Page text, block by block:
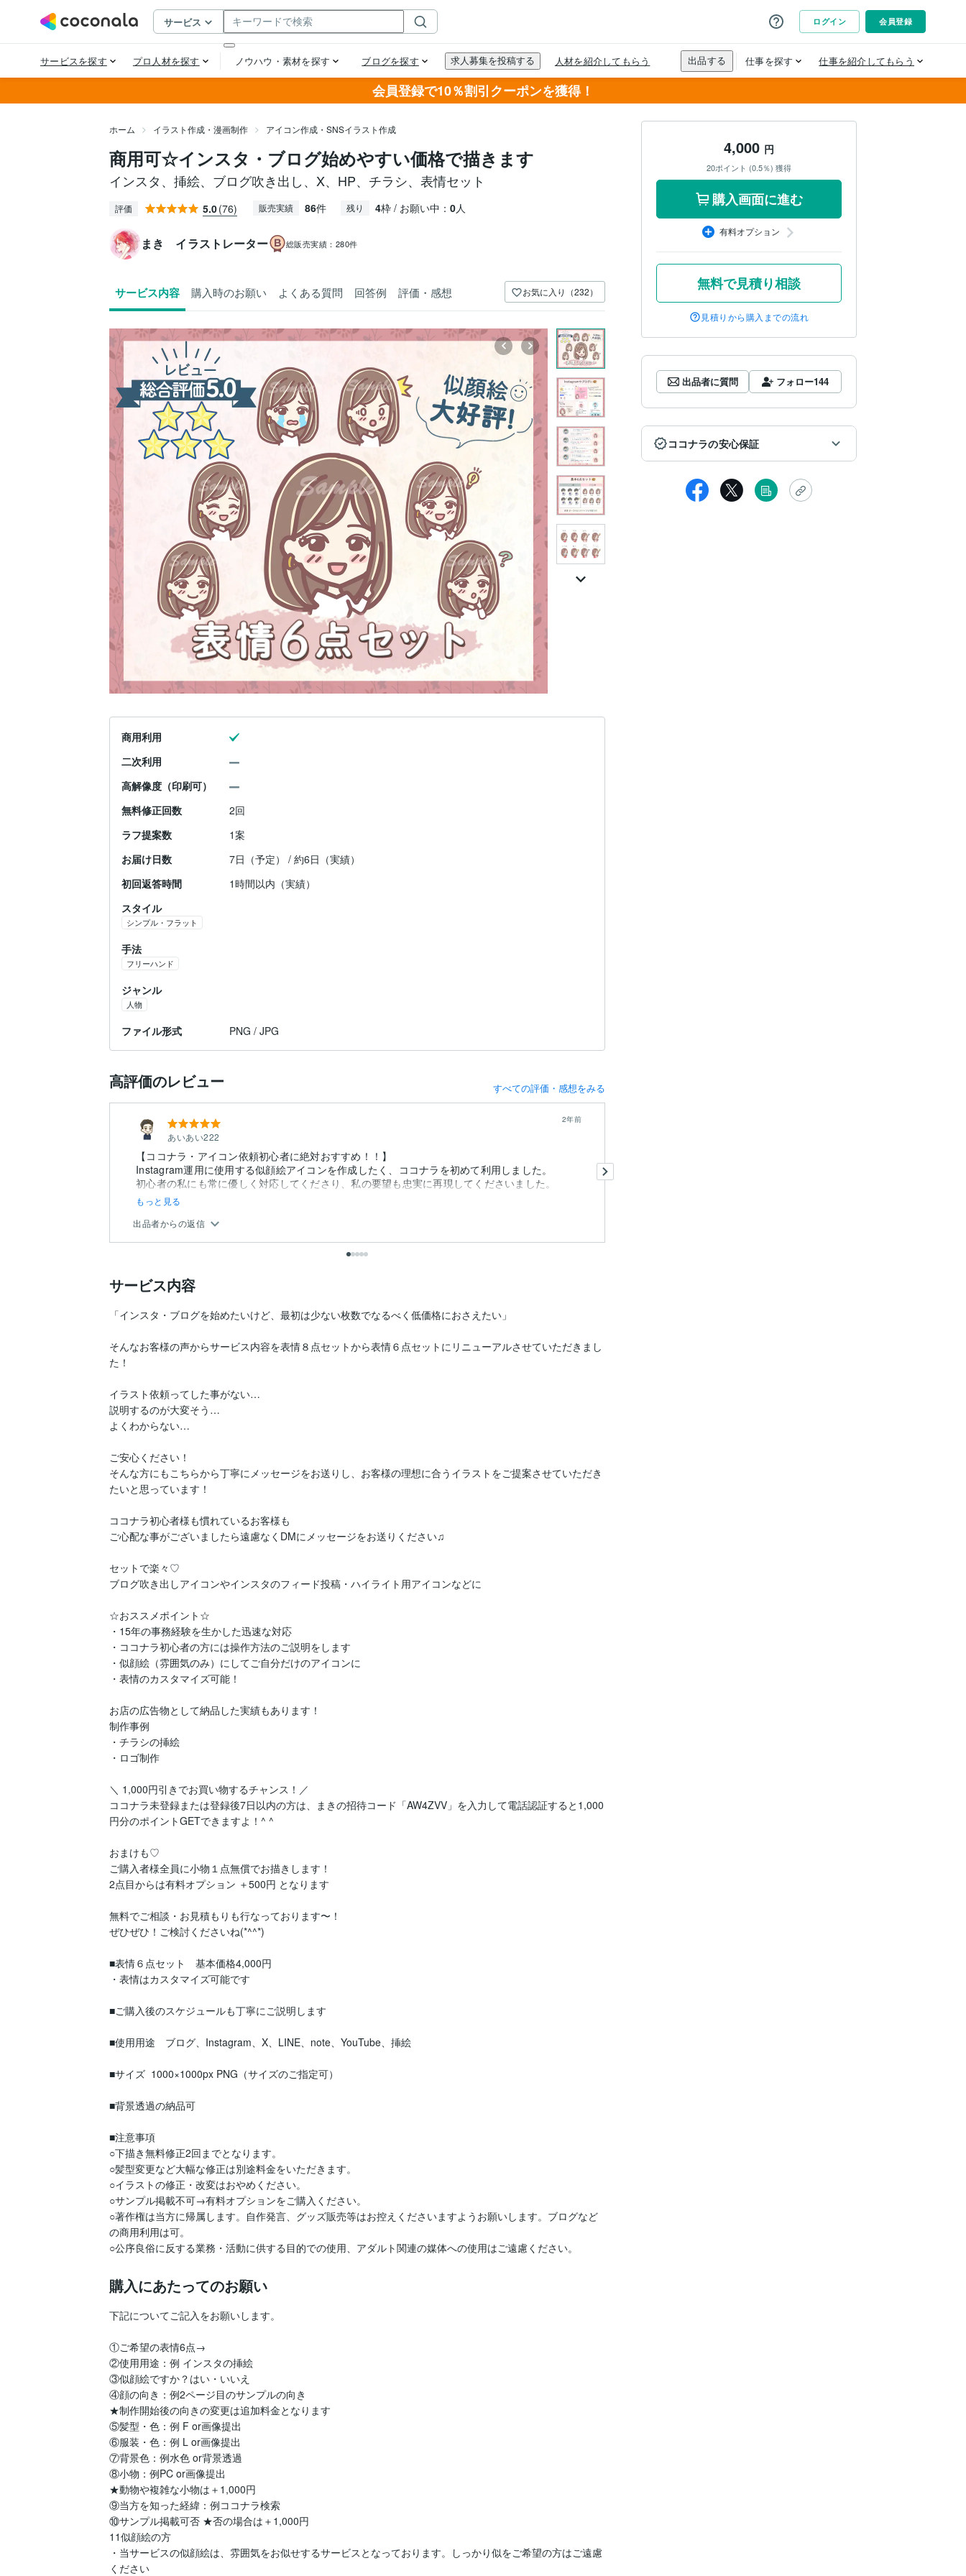
会員登録で10％割引クーポンを獲得！
ホーム イラスト作成・漫画制作 アイコン作成・SNSイラスト作成
商用可☆インスタ・ブログ始めやすい価格で描きます
インスタ、挿絵、ブログ吹き出し、X、HP、チラシ、表情セット
評価 5.0(76) 販売実績 86件 残り 4枠 / お願い中： 0人
まき イラストレーター 総販売実績： 280件
サービス内容 購入時のお願い よくある質問 回答例 評価・感想 お気に入り（232）
商用利用
二次利用
高解像度（印刷可）
無料修正回数
2回
ラフ提案数
1案
お届け日数
7日（予定） / 約6日（実績）
初回返答時間
1時間以内（実績）
スタイル
シンプル・フラット
手法
フリーハンド
ジャンル
人物
ファイル形式 PNG / JPG
高評価のレビュー すべての評価・感想をみる
あいあい222
2年前
【ココナラ・アイコン依頼初心者に絶対おすすめ！！】
Instagram運用に使用する似顔絵アイコンを作成したく、ココナラを初めて利用しました。
初心者の私にも常に優しく対応してくださり、私の要望も忠実に再現してくださいました。
もっと見る
出品者からの返信
サービス内容
「インスタ・ブログを始めたいけど、最初は少ない枚数でなるべく低価格におさえたい」
そんなお客様の声からサービス内容を表情８点セットから表情６点セットにリニューアルさせていただきまし
た！
イラスト依頼ってした事がない…
説明するのが大変そう…
よくわからない…
ご安心ください！
そんな方にもこちらから丁寧にメッセージをお送りし、お客様の理想に合うイラストをご提案させていただき
たいと思っています！
ココナラ初心者様も慣れているお客様も
ご心配な事がございましたら遠慮なくDMにメッセージをお送りください♫
セットで楽々♡
ブログ吹き出しアイコンやインスタのフィード投稿・ハイライト用アイコンなどに
☆おススメポイント☆
・15年の事務経験を生かした迅速な対応
・ココナラ初心者の方には操作方法のご説明をします
・似顔絵（雰囲気のみ）にしてご自分だけのアイコンに
・表情のカスタマイズ可能！
お店の広告物として納品した実績もあります！
制作事例
・チラシの挿絵
・ロゴ制作
＼ 1,000円引きでお買い物するチャンス！／
ココナラ未登録または登録後7日以内の方は、まきの招待コード「AW4ZVV」を入力して電話認証すると1,000
円分のポイントGETできますよ！^ ^
おまけも♡
ご購入者様全員に小物１点無償でお描きします！
2点目からは有料オプション ＋500円 となります
無料でご相談・お見積もりも行なっております〜！
ぜひぜひ！ご検討くださいね(*^^*)
■表情６点セット　基本価格4,000円
・表情はカスタマイズ可能です
■ご購入後のスケジュールも丁寧にご説明します
■使用用途　ブログ、Instagram、X、LINE、note、YouTube、挿絵
■サイズ  1000×1000px PNG（サイズのご指定可）
■背景透過の納品可
■注意事項
○下描き無料修正2回までとなります。
○髪型変更など大幅な修正は別途料金をいただきます。
○イラストの修正・改変はおやめください。
○サンプル掲載不可→有料オプションをご購入ください。
○著作権は当方に帰属します。自作発言、グッズ販売等はお控えくださいますようお願いします。ブログなど
の商用利用は可。
○公序良俗に反する業務・活動に供する目的での使用、アダルト関連の媒体への使用はご遠慮ください。
購入にあたってのお願い
下記についてご記入をお願いします。
①ご希望の表情6点→
②使用用途：例 インスタの挿絵
③似顔絵ですか？はい・いいえ
④顔の向き：例2ページ目のサンプルの向き
★制作開始後の向きの変更は追加料金となります
⑤髪型・色：例 F or画像提出
⑥服装・色：例 L or画像提出
⑦背景色：例水色 or背景透過
⑧小物：例PC or画像提出
★動物や複雑な小物は＋1,000円
⑨当方を知った経緯：例ココナラ検索
⑩サンプル掲載可否 ★否の場合は＋1,000円
11似顔絵の方
・当サービスの似顔絵は、雰囲気をお似せするサービスとなっております。しっかり似をご希望の方はご遠慮
ください
4,000 円
20ポイント (0.5％) 獲得
購入画面に進む
有料オプション
無料で見積り相談
見積りから購入までの流れ
出品者に質問 フォロー144
ココナラの安心保証